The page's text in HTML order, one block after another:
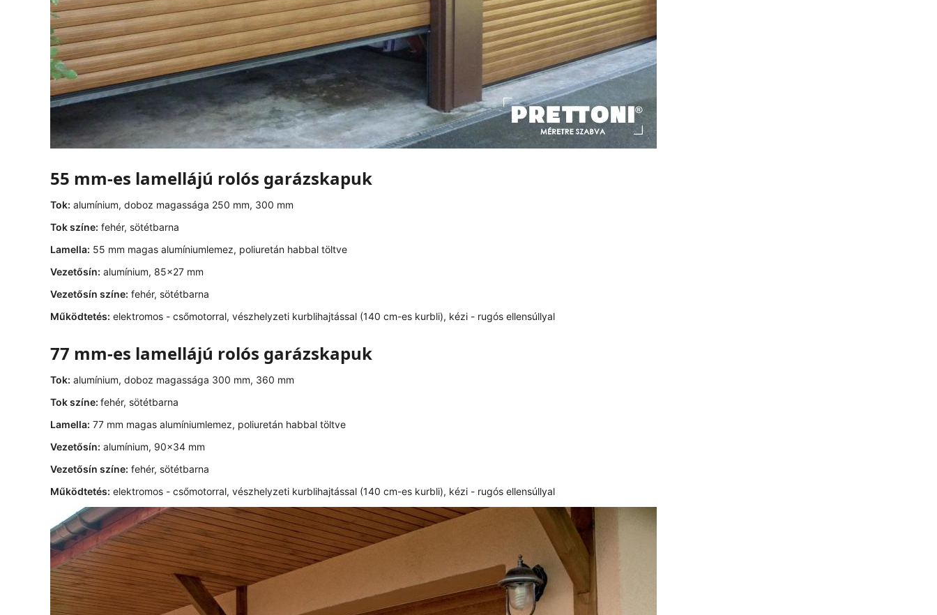
55 mm-es lamellájú rolós garázskapuk
Tok: alumínium, doboz magassága 250 mm, 300 mm
Tok színe: fehér, sötétbarna
Lamella: 55 mm magas alumíniumlemez, poliuretán habbal töltve
Vezetősín: alumínium, 85x27 mm
Vezetősín színe: fehér, sötétbarna
Működtetés: elektromos - csőmotorral, vészhelyzeti kurblihajtással (140 cm-es kurbli), kézi - rugós ellensúllyal
77 mm-es lamellájú rolós garázskapuk
Tok: alumínium, doboz magassága 300 mm, 360 mm
Tok színe: fehér, sötétbarna
Lamella: 77 mm magas alumíniumlemez, poliuretán habbal töltve
Vezetősín: alumínium, 90x34 mm
Vezetősín színe: fehér, sötétbarna
Működtetés: elektromos - csőmotorral, vészhelyzeti kurblihajtással (140 cm-es kurbli), kézi - rugós ellensúllyal